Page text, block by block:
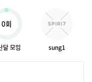
0회
달 모임 sung1